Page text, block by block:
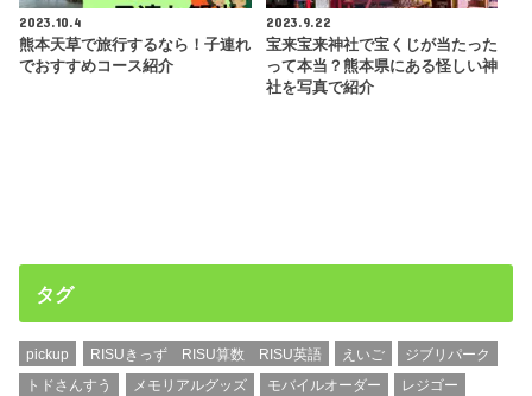
2023.10.4
熊本天草で旅行するなら！子連れ
でおすすめコース紹介
2023.9.22
宝来宝来神社で宝くじが当たった
って本当？熊本県にある怪しい神
社を写真で紹介
タグ
pickup RISUきっず RISU算数 RISU英語 えいご
ジブリパーク
トドさんすう
メモリアルグッズ モバイルオーダー
レジゴー